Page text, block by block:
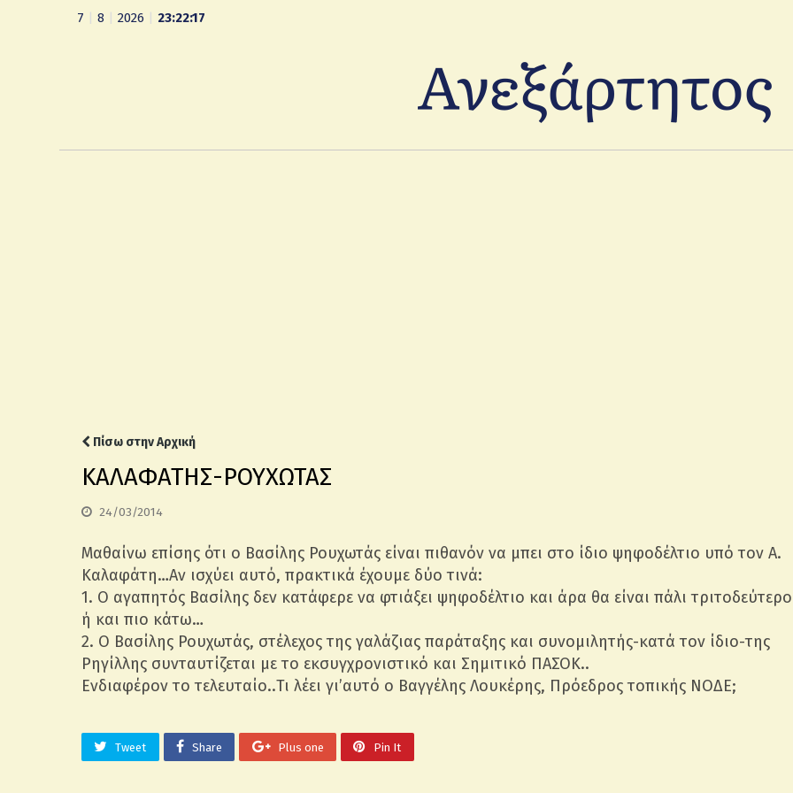
7 8 2026 23:22:18
Πίσω στην Αρχική
ΚΑΛΑΦΑΤΗΣ-ΡΟΥΧΩΤΑΣ
24/03/2014
Μαθαίνω επίσης ότι ο Βασίλης Ρουχωτάς είναι πιθανόν να μπει στο ίδιο ψηφοδέλτιο υπό τον Α.
Καλαφάτη…Αν ισχύει αυτό, πρακτικά έχουμε δύο τινά:
1. Ο αγαπητός Βασίλης δεν κατάφερε να φτιάξει ψηφοδέλτιο και άρα θα είναι πάλι
ή και πιο κάτω…
2. Ο Βασίλης Ρουχωτάς, στέλεχος της γαλάζιας παράταξης και συνομιλητής-κατά τον ίδιο-της
Ρηγίλλης συνταυτίζεται με το εκσυγχρονιστικό και Σημιτικό ΠΑΣΟΚ..
Ενδιαφέρον το τελευταίο..Τι λέει γι’αυτό ο Βαγγέλης Λουκέρης, Πρόεδρος τοπικής ΝΟΔΕ;
Tweet Share Plus one Pin It